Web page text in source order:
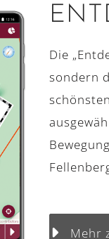
Die
sondern
Mehr